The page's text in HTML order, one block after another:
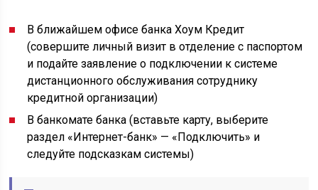
В ближайшем офисе банка Хоум Кредит
(совершите личный визит в отделение с паспортом
и подайте заявление о подключении к системе
дистанционного обслуживания сотруднику
кредитной организации)
В банкомате банка (вставьте карту, выберите
раздел «Интернет-банк» — «Подключить» и
следуйте подсказкам системы)